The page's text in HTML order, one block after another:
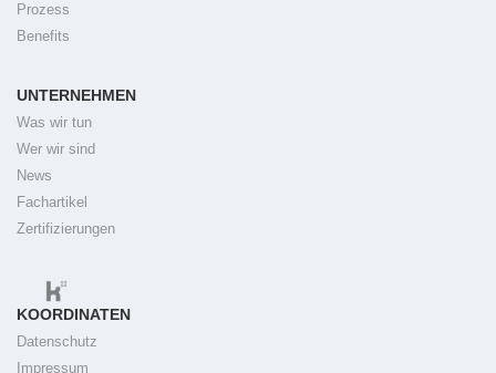
Prozess
Benefits
UNTERNEHMEN
Was wir tun
Wer wir sind
News
Fachartikel
Zertifizierungen
KOORDINATEN
Datenschutz
Impressum